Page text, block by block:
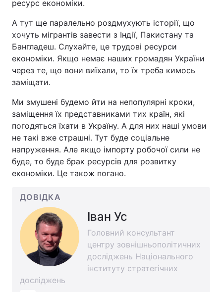
ресурс економіки.
А тут ще паралельно роздмухують історії, що
хочуть мігрантів завести з Індії, Пакистану та
Бангладеш. Слухайте, це трудові ресурси
економіки. Якщо немає наших громадян України
через те, що вони виїхали, то їх треба кимось
заміщати.
Ми змушені будемо йти на непопулярні кроки,
заміщення їх представниками тих країн, які
погодяться їхати в Україну. А для них наші умови
не такі вже страшні. Тут буде соціальне
напруження. Але якщо імпорту робочої сили не
буде, то буде брак ресурсів для розвитку
економіки. Це також погано.
ДОВІДКА
Іван Ус
Головний консультант
центру зовнішньополітичних
досліджень Національного
інституту стратегічних
досліджень